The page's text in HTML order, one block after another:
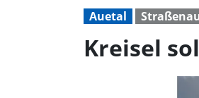
Auetal
Kreisel